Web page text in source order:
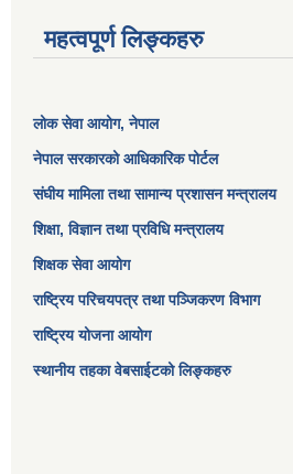
महत्वपूर्ण लिङ्कहरु
लोक सेवा आयोग, नेपाल
नेपाल सरकारको आधिकारिक पोर्टल
संघीय मामिला तथा सामान्य प्रशासन मन्त्रालय
शिक्षा, विज्ञान तथा प्रविधि मन्त्रालय
शिक्षक सेवा आयोग
राष्ट्रिय परिचयपत्र तथा पञ्जिकरण विभाग
राष्ट्रिय योजना आयोग
स्थानीय तहका वेबसाईटको लिङ्कहरु